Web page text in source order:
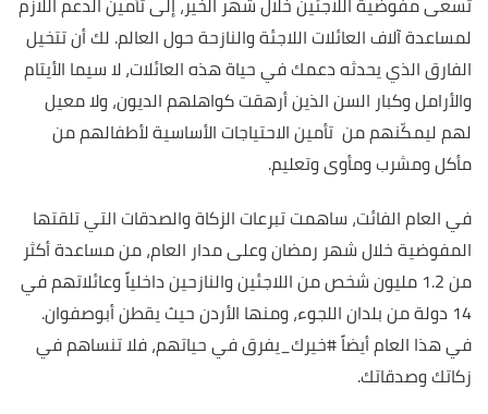
لمساعدة آلاف العائلات اللاجئة والنازحة حول العالم. لك أن تتخيل
الفارق الذي يحدثه دعمك في حياة هذه العائلات، لا سيما الأيتام
والأرامل وكبار السن الذين أرهقت كواهلهم الديون، ولا معيل
لهم ليمكّنهم من تأمين الاحتياجات الأساسية لأطفالهم من
مأكل ومشرب ومأوى وتعليم.
في العام الفائت، ساهمت تبرعات الزكاة والصدقات التي تلقتها
المفوضية خلال شهر رمضان وعلى مدار العام، من مساعدة أكثر
من 1.2 مليون شخص من اللاجئين والنازحين داخلياً وعائلاتهم في
14 دولة من بلدان اللجوء، ومنها الأردن حيث يقطن أبوصفوان.
في هذا العام أيضاً #خيرك_يفرق في حياتهم، فلا تنساهم في
زكاتك وصدقاتك.